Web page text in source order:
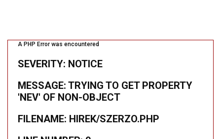
A PHP Error was encountered
SEVERITY: NOTICE
MESSAGE: TRYING TO GET PROPERTY
'NEV' OF NON-OBJECT
FILENAME: HIREK/SZERZO.PHP